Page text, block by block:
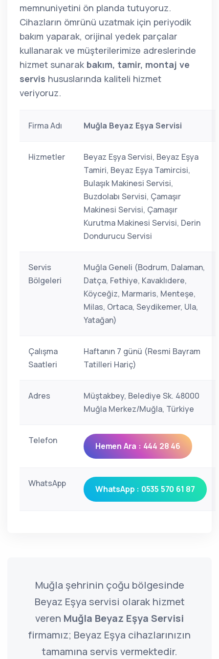
memnuniyetini ön planda tutuyoruz.
Cihazların ömrünü uzatmak için periyodik
bakım yaparak, orijinal yedek parçalar
kullanarak ve müşterilerimize adreslerinde
hizmet sunarak bakım, tamir, montaj ve
servis hususlarında kaliteli hizmet
veriyoruz.
Firma Adı Muğla Beyaz Eşya Servisi
Hizmetler
Beyaz Eşya Servisi, Beyaz Eşya
Tamiri, Beyaz Eşya Tamircisi,
Bulaşık Makinesi Servisi,
Buzdolabı Servisi, Çamaşır
Makinesi Servisi, Çamaşır
Kurutma Makinesi Servisi, Derin
Dondurucu Servisi
Servis
Bölgeleri
Muğla Geneli (Bodrum, Dalaman,
Datça, Fethiye, Kavaklıdere,
Köyceğiz, Marmaris, Menteşe,
Milas, Ortaca, Seydikemer, Ula,
Yatağan)
Çalışma
Saatleri
Haftanın 7 günü (Resmi Bayram
Tatilleri Hariç)
Adres
Müştakbey, Belediye Sk. 48000
Muğla Merkez/Muğla, Türkiye
Telefon
Hemen Ara : 444 28 46
WhatsApp
WhatsApp : 0535 570 61 87
Muğla şehrinin çoğu bölgesinde
Beyaz Eşya servisi olarak hizmet
veren Muğla Beyaz Eşya Servisi
firmamız; Beyaz Eşya cihazlarınızın
tamamına servis vermektedir.